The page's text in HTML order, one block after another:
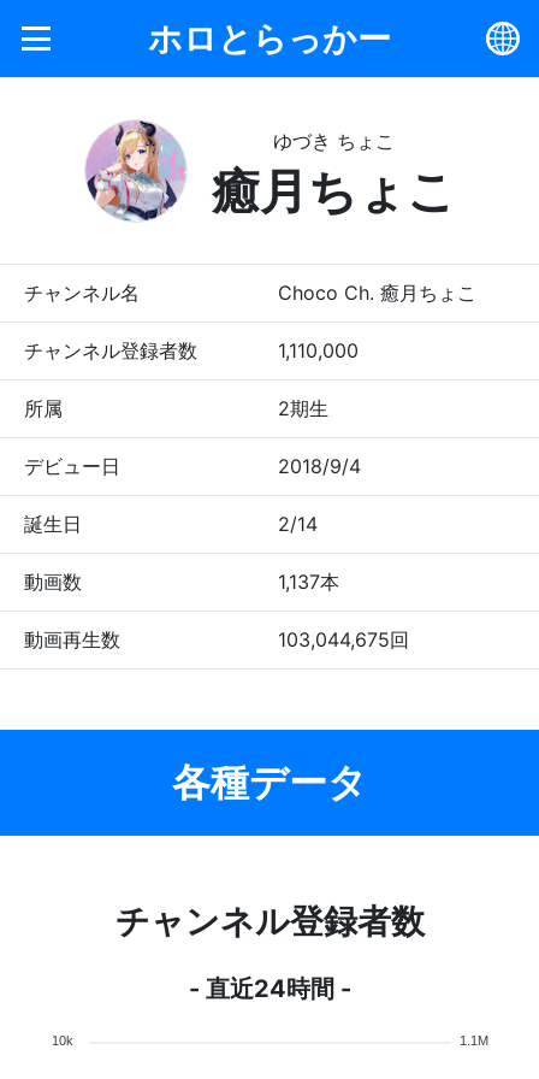
ホロとらっかー
ゆづき ちょこ
癒月ちょこ
チャンネル名 Choco Ch. 癒月ちょこ
チャンネル登録者数 1,110,000
所属 2期生
デビュー日 2018/9/4
誕生日 2/14
動画数 1,137本
動画再生数 103,044,675回
各種データ
チャンネル登録者数
- 直近24時間 -
1.1M
10k